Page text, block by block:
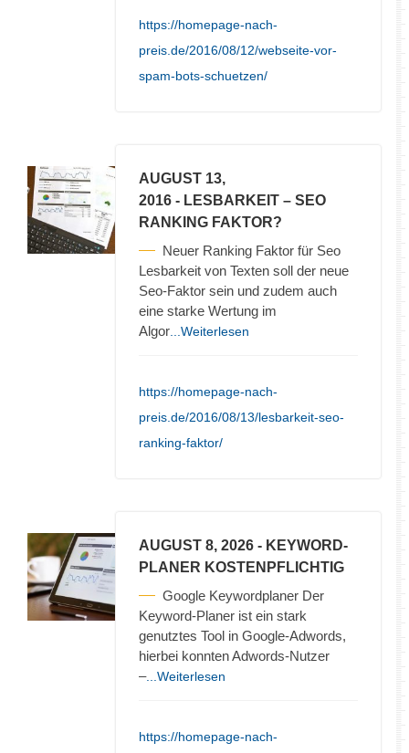
https://homepage-nach-
preis.de/2016/08/12/webseite-vor-
spam-bots-schuetzen/
AUGUST 13,
2016 - LESBARKEIT – SEO
RANKING FAKTOR?
Neuer Ranking Faktor für Seo
Lesbarkeit von Texten soll der neue
Seo-Faktor sein und zudem auch
eine starke Wertung im
Algor ...Weiterlesen
https://homepage-nach-
preis.de/2016/08/13/lesbarkeit-seo-
ranking-faktor/
AUGUST 8, 2026 - KEYWORD-
PLANER KOSTENPFLICHTIG
Google Keywordplaner Der
Keyword-Planer ist ein stark
genutztes Tool in Google-Adwords,
hierbei konnten Adwords-Nutzer
–...Weiterlesen
https://homepage-nach-